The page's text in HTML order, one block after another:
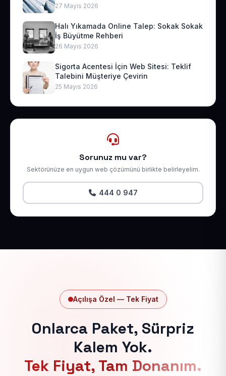
27 Mayıs 2026
Halı Yıkamada Online Talep: Sokak Sokak
İş Büyütme Rehberi
26 Mayıs 2026
Sigorta Acentesi İçin Web Sitesi: Teklif
Talebini Müşteriye Çevirin
25 Mayıs 2026
Sorunuz mu var?
Sektörünüze en uygun web çözümünü birlikte belirleyelim.
444 0 947
Açılışa Özel — Tek Fiyat
Onlarca Paket, Sürpriz
Kalem Yok.
Tek Fiyat, Tam Donanım.